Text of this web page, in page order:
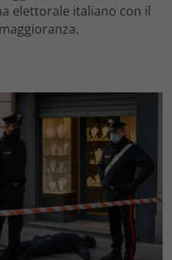
elettorale italiano con il